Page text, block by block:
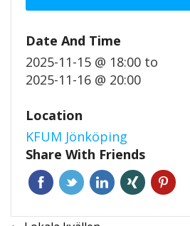
Date And Time
2025-11-15 @ 18:00 to
2025-11-16 @ 20:00
Location
KFUM Jönköping
Share With Friends